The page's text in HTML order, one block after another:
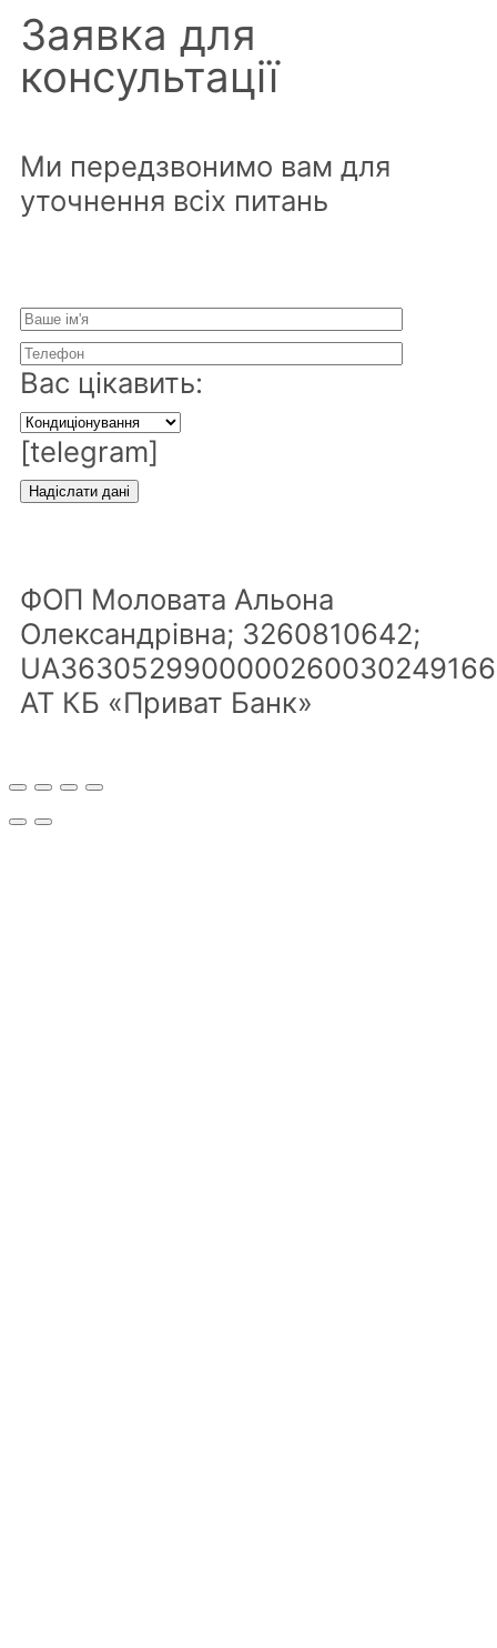
Заявка для
консультації
Ми передзвонимо вам для
уточнення всіх питань
Вас цікавить:
[telegram]
ФОП Моловата Альона
Олександрівна; 3260810642;
АТ КБ «Приват Банк»